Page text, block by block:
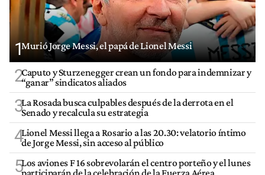
1Murió Jorge Messi, el papá de Lionel Messi
2Caputo y Sturzenegger crean un fondo para indemnizar y
“ganar” sindicatos aliados
3La Rosada busca culpables después de la derrota en el
Senado y recalcula su estrategia
4Lionel Messi llega a Rosario a las 20.30: velatorio íntimo
de Jorge Messi, sin acceso al público
5Los aviones F 16 sobrevolarán el centro porteño y el lunes
participarán de la celebración de la Fuerza Aérea